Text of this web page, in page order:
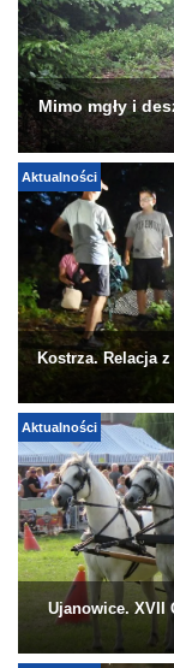
Mimo mgły i
Aktualności
Kostrza. Relacja
Aktualności
Ujanowice. XVII